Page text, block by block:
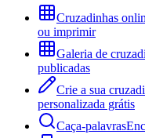
Cruzadinhas
ou imprimir
Galeria de
publicadas
Crie a sua
personalizada grátis
Caça-palavras